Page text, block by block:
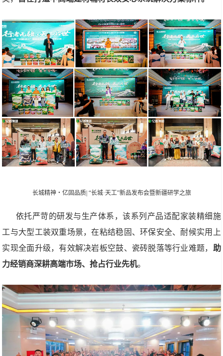
长城精神・亿固品质| “长城·天工”新品发布会暨新疆研学之旅
依托严苛的研发与生产体系，该系列产品适配家装精细施
工与大型工装双重场景，在粘结稳固、环保安全、耐候实用上
实现全面升级，有效解决岩板空鼓、瓷砖脱落等行业难题， 助
力经销商深耕高端市场、抢占行业先机。